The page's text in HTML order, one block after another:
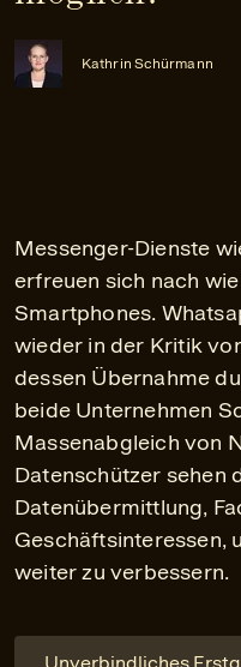
Kathrin Schürmann
Messenger-Dienste
erfreuen sich nach
Smartphones.
wieder in der Kritik
dessen Übernahme
beide Unternehmen
Massenabgleich von
Datenschützer sehen
Datenübermittlung,
Geschäftsinteressen,
weiter zu verbessern.